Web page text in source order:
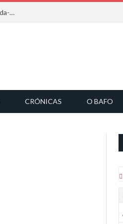
20 marcas que saem diretamente da cidade-berço para o teu guarda-roupa
CRÓNICAS O BAFO